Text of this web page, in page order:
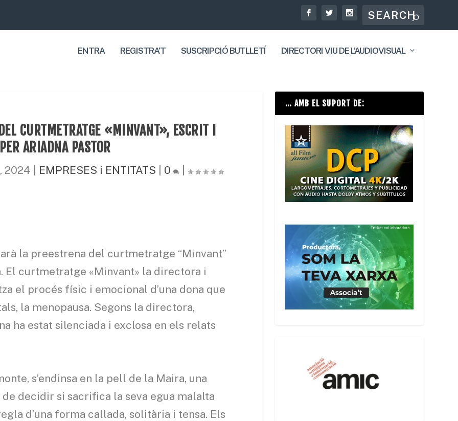
ENTRA REGISTRA’T SUSCRIPCIÓ BUTLLETÍ DIRECTORI VIU DE L’AUDIOVISUAL
CURTMETRATGE «MINVANT», ESCRIT I
ARIADNA PASTOR
2024 EMPRESES i ENTITATS 0 |
la preestrena del curtmetratge “Minvant”
El curtmetratge «Minvant» la directora i
el procés físic i emocional d’una dona que
la menopausa. Segons la directora,
ha estat silenciada i exclosa en els relats
s’endinsa en la pell de la Maira, una
de decidir si sacrifica la seva egua malalta
d’una forma callada, solitària i tensa. Els
… AMB EL SUPORT DE: